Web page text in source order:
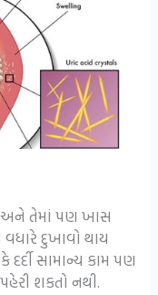
તેમાં પણ ખાસ
દુખાવો થાય
સામાન્ય કામ પણ
શકતો નથી.